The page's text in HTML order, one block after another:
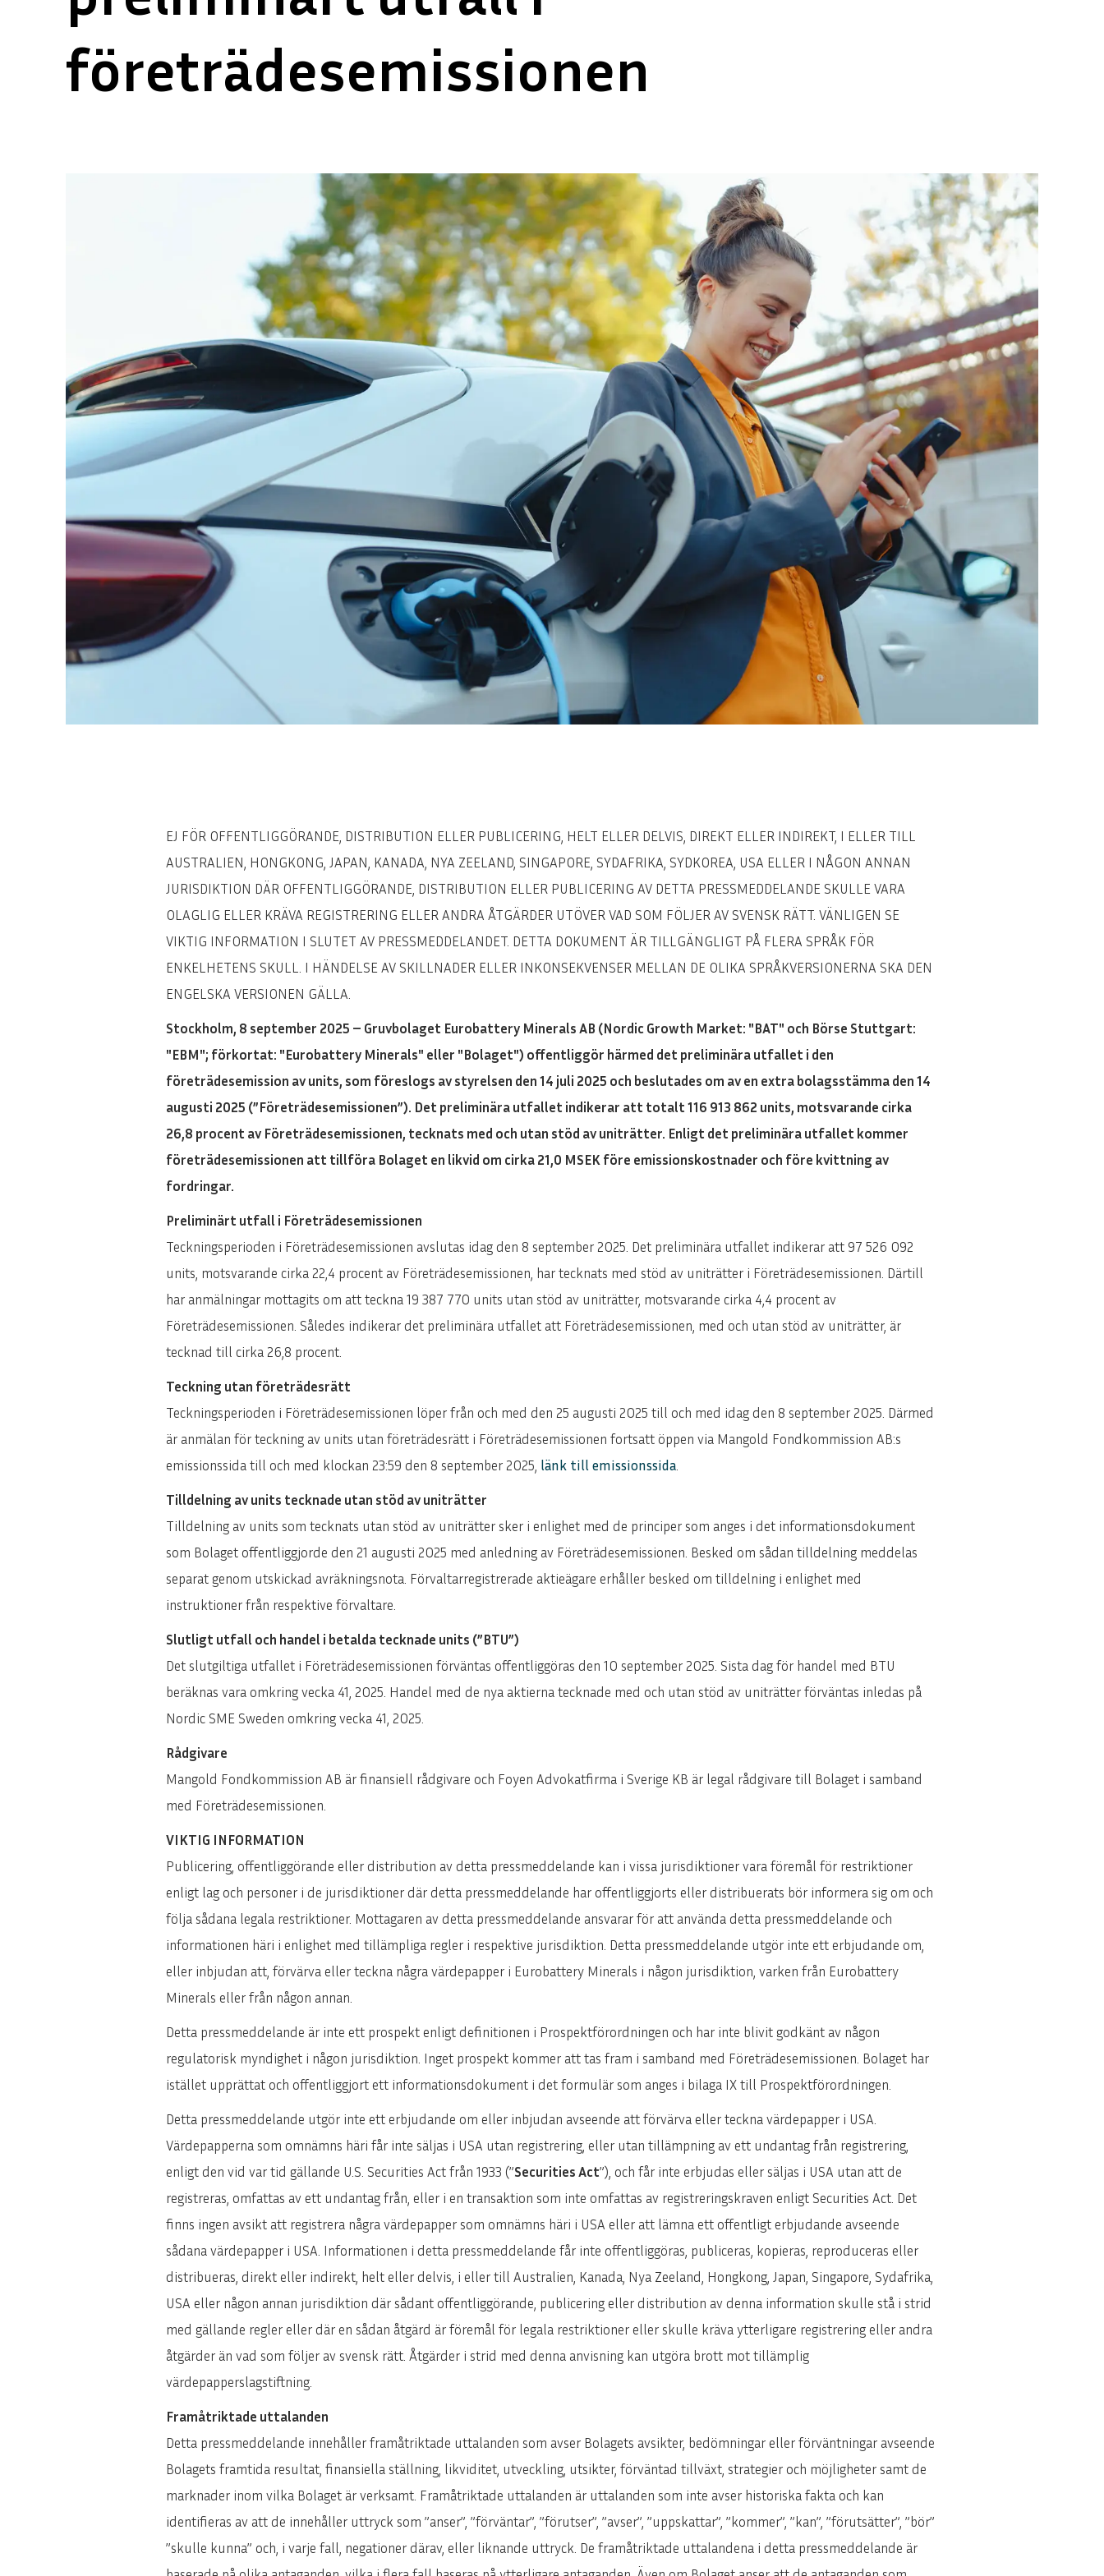
företrädesemissionen
EJ FÖR OFFENTLIGGÖRANDE, DISTRIBUTION ELLER PUBLICERING, HELT ELLER DELVIS, DIREKT ELLER INDIREKT, I ELLER TILL
AUSTRALIEN, HONGKONG, JAPAN, KANADA, NYA ZEELAND, SINGAPORE, SYDAFRIKA, SYDKOREA, USA ELLER I NÅGON ANNAN
JURISDIKTION DÄR OFFENTLIGGÖRANDE, DISTRIBUTION ELLER PUBLICERING AV DETTA PRESSMEDDELANDE SKULLE VARA
OLAGLIG ELLER KRÄVA REGISTRERING ELLER ANDRA ÅTGÄRDER UTÖVER VAD SOM FÖLJER AV SVENSK RÄTT. VÄNLIGEN SE
VIKTIG INFORMATION I SLUTET AV PRESSMEDDELANDET. DETTA DOKUMENT ÄR TILLGÄNGLIGT PÅ FLERA SPRÅK FÖR
ENKELHETENS SKULL. I HÄNDELSE AV SKILLNADER ELLER INKONSEKVENSER MELLAN DE OLIKA SPRÅKVERSIONERNA SKA DEN
ENGELSKA VERSIONEN GÄLLA.
Stockholm, 8 september 2025 – Gruvbolaget Eurobattery Minerals AB (Nordic Growth Market: "BAT" och Börse Stuttgart:
"EBM"; förkortat: "Eurobattery Minerals" eller "Bolaget") offentliggör härmed det preliminära utfallet i den
företrädesemission av units, som föreslogs av styrelsen den 14 juli 2025 och beslutades om av en extra bolagsstämma den 14
augusti 2025 (”Företrädesemissionen”). Det preliminära utfallet indikerar att totalt 116 913 862 units, motsvarande cirka
26,8 procent av Företrädesemissionen, tecknats med och utan stöd av uniträtter. Enligt det preliminära utfallet kommer
företrädesemissionen att tillföra Bolaget en likvid om cirka 21,0 MSEK före emissionskostnader och före kvittning av
fordringar.
Preliminärt utfall i Företrädesemissionen
Teckningsperioden i Företrädesemissionen avslutas idag den 8 september 2025. Det preliminära utfallet indikerar att 97 526 092
units, motsvarande cirka 22,4 procent av Företrädesemissionen, har tecknats med stöd av uniträtter i Företrädesemissionen. Därtill
har anmälningar mottagits om att teckna 19 387 770 units utan stöd av uniträtter, motsvarande cirka 4,4 procent av
Företrädesemissionen. Således indikerar det preliminära utfallet att Företrädesemissionen, med och utan stöd av uniträtter, är
tecknad till cirka 26,8 procent.
Teckning utan företrädesrätt
Teckningsperioden i Företrädesemissionen löper från och med den 25 augusti 2025 till och med idag den 8 september 2025. Därmed
är anmälan för teckning av units utan företrädesrätt i Företrädesemissionen fortsatt öppen via Mangold Fondkommission AB:s
emissionssida till och med klockan 23:59 den 8 september 2025, länk till emissionssida
Tilldelning av units tecknade utan stöd av uniträtter
Tilldelning av units som tecknats utan stöd av uniträtter sker i enlighet med de principer som anges i det informationsdokument
som Bolaget offentliggjorde den 21 augusti 2025 med anledning av Företrädesemissionen. Besked om sådan tilldelning meddelas
separat genom utskickad avräkningsnota. Förvaltarregistrerade aktieägare erhåller besked om tilldelning i enlighet med
instruktioner från respektive förvaltare.
Slutligt utfall och handel i betalda tecknade units (”BTU”)
Det slutgiltiga utfallet i Företrädesemissionen förväntas offentliggöras den 10 september 2025. Sista dag för handel med BTU
beräknas vara omkring vecka 41, 2025. Handel med de nya aktierna tecknade med och utan stöd av uniträtter förväntas inledas på
Nordic SME Sweden omkring vecka 41, 2025.
Rådgivare
Mangold Fondkommission AB är finansiell rådgivare och Foyen Advokatfirma i Sverige KB är legal rådgivare till Bolaget i samband
med Företrädesemissionen.
VIKTIG INFORMATION
Publicering, offentliggörande eller distribution av detta pressmeddelande kan i vissa jurisdiktioner vara föremål för restriktioner
enligt lag och personer i de jurisdiktioner där detta pressmeddelande har offentliggjorts eller distribuerats bör informera sig om och
följa sådana legala restriktioner. Mottagaren av detta pressmeddelande ansvarar för att använda detta pressmeddelande och
informationen häri i enlighet med tillämpliga regler i respektive jurisdiktion. Detta pressmeddelande utgör inte ett erbjudande om,
eller inbjudan att, förvärva eller teckna några värdepapper i Eurobattery Minerals i någon jurisdiktion, varken från Eurobattery
Minerals eller från någon annan.
Detta pressmeddelande är inte ett prospekt enligt definitionen i Prospektförordningen och har inte blivit godkänt av någon
regulatorisk myndighet i någon jurisdiktion. Inget prospekt kommer att tas fram i samband med Företrädesemissionen. Bolaget har
istället upprättat och offentliggjort ett informationsdokument i det formulär som anges i bilaga IX till Prospektförordningen.
Detta pressmeddelande utgör inte ett erbjudande om eller inbjudan avseende att förvärva eller teckna värdepapper i USA.
Värdepapperna som omnämns häri får inte säljas i USA utan registrering, eller utan tillämpning av ett undantag från registrering,
enligt den vid var tid gällande U.S. Securities Act från 1933 (”Securities Act”), och får inte erbjudas eller säljas i USA utan att de
registreras, omfattas av ett undantag från, eller i en transaktion som inte omfattas av registreringskraven enligt Securities Act. Det
finns ingen avsikt att registrera några värdepapper som omnämns häri i USA eller att lämna ett offentligt erbjudande avseende
sådana värdepapper i USA. Informationen i detta pressmeddelande får inte offentliggöras, publiceras, kopieras, reproduceras eller
distribueras, direkt eller indirekt, helt eller delvis, i eller till Australien, Kanada, Nya Zeeland, Hongkong, Japan, Singapore, Sydafrika,
USA eller någon annan jurisdiktion där sådant offentliggörande, publicering eller distribution av denna information skulle stå i strid
med gällande regler eller där en sådan åtgärd är föremål för legala restriktioner eller skulle kräva ytterligare registrering eller andra
åtgärder än vad som följer av svensk rätt. Åtgärder i strid med denna anvisning kan utgöra brott mot tillämplig
värdepapperslagstiftning.
Framåtriktade uttalanden
Detta pressmeddelande innehåller framåtriktade uttalanden som avser Bolagets avsikter, bedömningar eller förväntningar avseende
Bolagets framtida resultat, finansiella ställning, likviditet, utveckling, utsikter, förväntad tillväxt, strategier och möjligheter samt de
marknader inom vilka Bolaget är verksamt. Framåtriktade uttalanden är uttalanden som inte avser historiska fakta och kan
identifieras av att de innehåller uttryck som ”anser”, ”förväntar”, ”förutser”, ”avser”, ”uppskattar”, ”kommer”, ”kan”, ”förutsätter”, ”bör”
”skulle kunna” och, i varje fall, negationer därav, eller liknande uttryck. De framåtriktade uttalandena i detta pressmeddelande är